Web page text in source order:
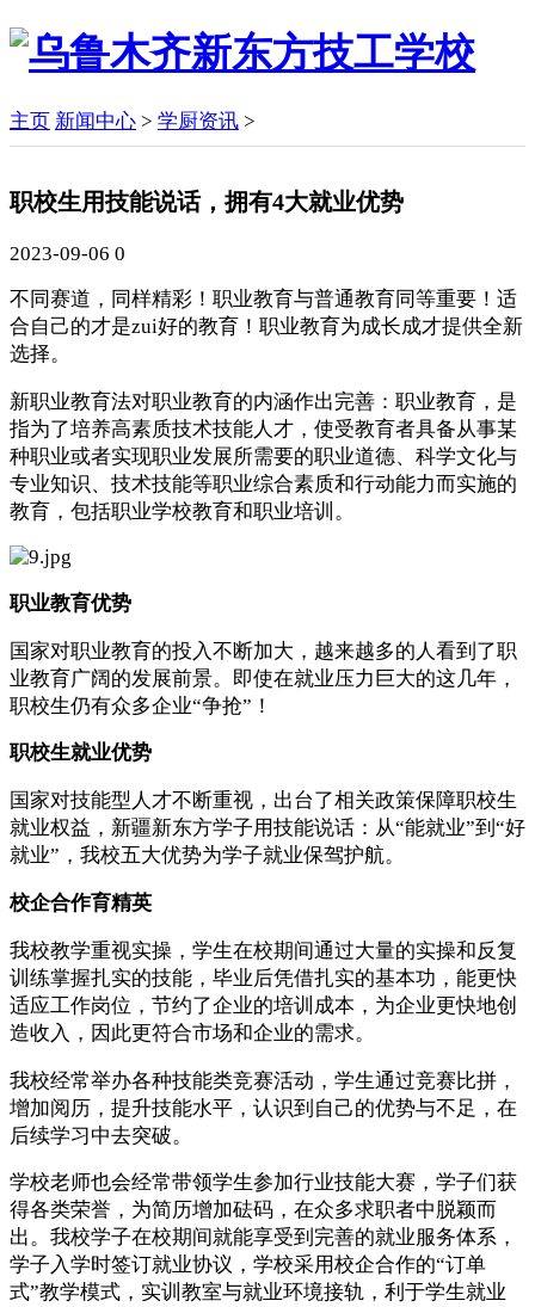
主页 新闻中心 > 学厨资讯 >
职校生用技能说话，拥有4大就业优势
2023-09-06 0
不同赛道，同样精彩！职业教育与普通教育同等重要！适
合自己的才是zui好的教育！职业教育为成长成才提供全新
选择。
新职业教育法对职业教育的内涵作出完善：职业教育，是
指为了培养高素质技术技能人才，使受教育者具备从事某
种职业或者实现职业发展所需要的职业道德、科学文化与
专业知识、技术技能等职业综合素质和行动能力而实施的
教育，包括职业学校教育和职业培训。
职业教育优势
国家对职业教育的投入不断加大，越来越多的人看到了职
业教育广阔的发展前景。即使在就业压力巨大的这几年，
职校生仍有众多企业“争抢”！
职校生就业优势
国家对技能型人才不断重视，出台了相关政策保障职校生
就业权益，新疆新东方学子用技能说话：从“能就业”到“好
就业”，我校五大优势为学子就业保驾护航。
校企合作育精英
我校教学重视实操，学生在校期间通过大量的实操和反复
训练掌握扎实的技能，毕业后凭借扎实的基本功，能更快
适应工作岗位，节约了企业的培训成本，为企业更快地创
造收入，因此更符合市场和企业的需求。
我校经常举办各种技能类竞赛活动，学生通过竞赛比拼，
增加阅历，提升技能水平，认识到自己的优势与不足，在
后续学习中去突破。
学校老师也会经常带领学生参加行业技能大赛，学子们获
得各类荣誉，为简历增加砝码，在众多求职者中脱颖而
出。我校学子在校期间就能享受到完善的就业服务体系，
学子入学时签订就业协议，学校采用校企合作的“订单
式”教学模式，实训教室与就业环境接轨，利于学生就业